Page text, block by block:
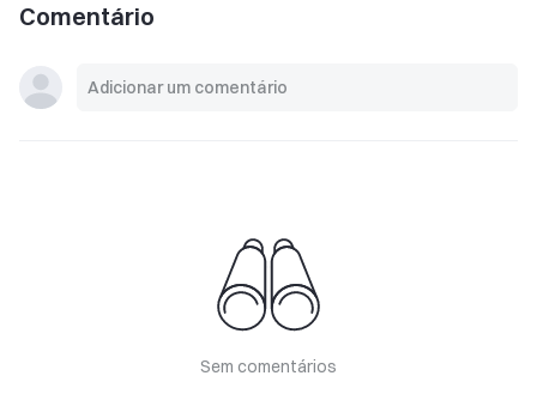
Comentário
Sem comentários